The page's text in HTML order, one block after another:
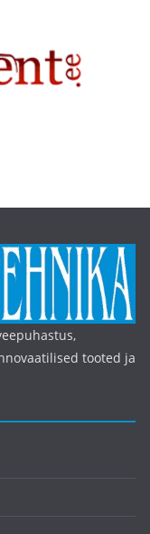
tooted ja